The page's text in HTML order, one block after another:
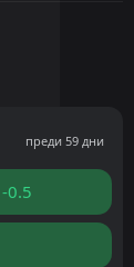
преди 59 дни
0.5